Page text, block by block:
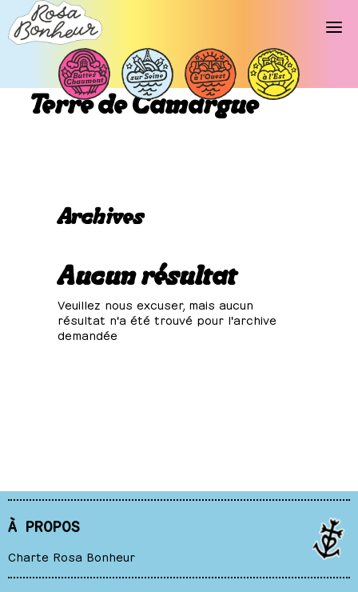
Libellé d’événements :
Terre de Camargue
Archives
Aucun résultat
Veuillez nous excuser, mais aucun
résultat n'a été trouvé pour l'archive
demandée
À PROPOS
Charte Rosa Bonheur